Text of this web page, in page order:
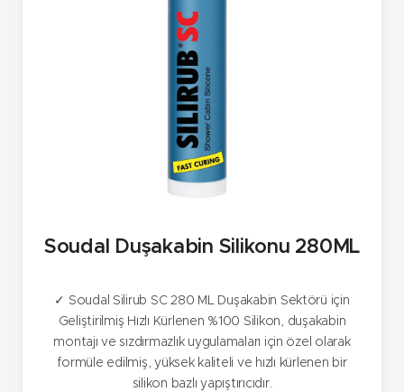
Soudal Duşakabin Silikonu 280ML
✓ Soudal Silirub SC 280 ML Duşakabin Sektörü için
Geliştirilmiş Hızlı Kürlenen %100 Silikon, duşakabin
montajı ve sızdırmazlık uygulamaları için özel olarak
formüle edilmiş, yüksek kaliteli ve hızlı kürlenen bir
silikon bazlı yapıştırıcıdır.